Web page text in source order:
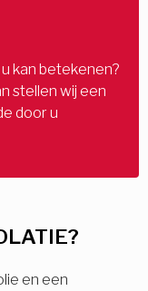
en een
kan betekenen?
stellen wij een
door u